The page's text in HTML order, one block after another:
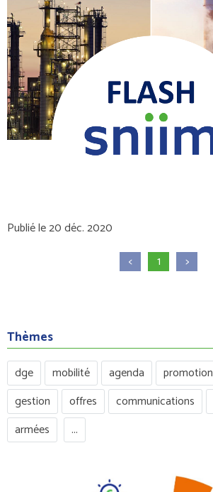
Publié le 20 déc. 2020
<
1 >
Thèmes
dge mobilité agenda promotion
gestion
offres communications
armées
...